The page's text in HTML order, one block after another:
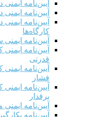
آیین‌نامه
آیین‌نامه
آیین‌نامه
کارگاه‌ها
آیین‌نامه
آیین‌نامه
قدرتی
آیین‌نامه
فشار
آیین‌نامه
برقدار
آیین‌نامه
آیین‌نامه